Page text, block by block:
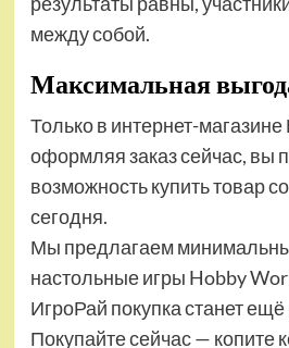
между собой.
Максимальная
Только в интернет-
оформляя заказ сейчас, вы
возможность купить товар
сегодня.
Мы предлагаем
настольные игры Hobby
ИгроРай покупка станет
Покупайте сейчас — копите